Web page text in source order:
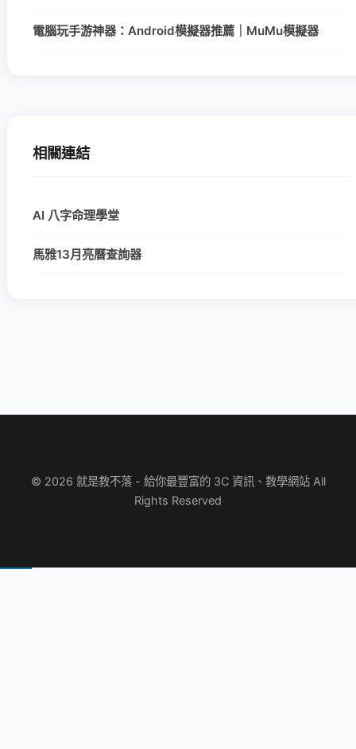
電腦玩手游神器：Android模擬器推薦｜MuMu模擬器
相關連結
AI 八字命理學堂
馬雅13月亮曆查詢器
© 2026 就是教不落 - 給你最豐富的 3C 資訊、教學網站 All
Rights Reserved